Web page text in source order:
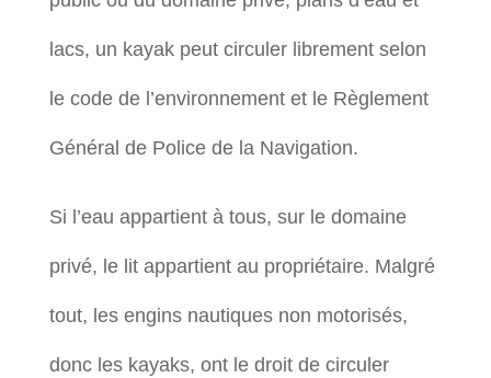
lacs, un kayak peut circuler librement selon
le code de l’environnement et le Règlement
Général de Police de la Navigation.
Si l’eau appartient à tous, sur le domaine
privé, le lit appartient au propriétaire. Malgré
tout, les engins nautiques non motorisés,
donc les kayaks, ont le droit de circuler